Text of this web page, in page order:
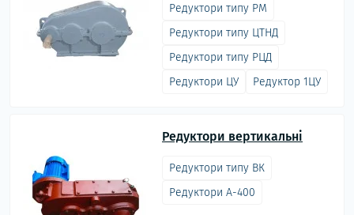
Редуктори типу РМ
Редуктори типу ЦТНД
Редуктори типу РЦД
Редуктори ЦУ
Редуктор 1ЦУ
Редуктори вертикальні
Редуктори типу ВК
Редуктори А-400